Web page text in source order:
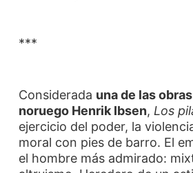
***
Considerada una de las
noruego Henrik Ibsen, Los
ejercicio del poder, la
moral con pies de barro. El
el hombre más admirado: